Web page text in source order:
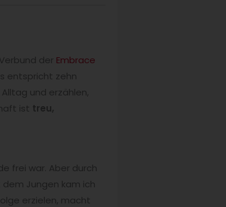
der Embrace
entspricht zehn
und erzählen,
ist treu,
frei war. Aber durch
Jungen kam ich
erzielen, macht